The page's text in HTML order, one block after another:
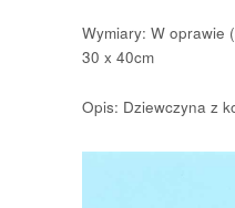
Wymiary: W oprawie
30 x 40cm
Opis: Dziewczyna z